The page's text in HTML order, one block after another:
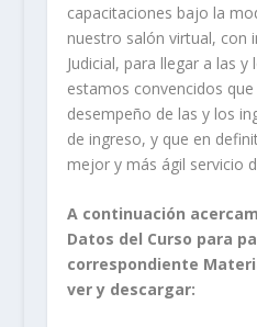
capacitaciones bajo la
nuestro salón virtual, con
Judicial, para llegar a las
estamos convencidos
desempeño de las y los
de ingreso, y que en
mejor y más ágil servicio
A continuación
Datos del Curso para
correspondiente
ver y descargar: